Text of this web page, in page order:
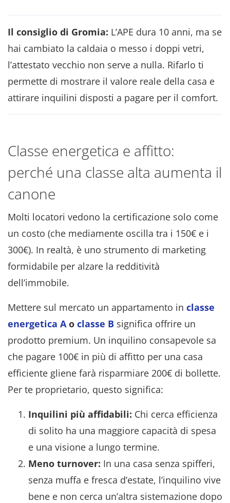
Il consiglio di Gromia: L’APE dura 10 anni, ma se
hai cambiato la caldaia o messo i doppi vetri,
l’attestato vecchio non serve a nulla. Rifarlo ti
permette di mostrare il valore reale della casa e
attirare inquilini disposti a pagare per il comfort.
Classe energetica e affitto:
perché una classe alta aumenta il
canone
Molti locatori vedono la certificazione solo come
un costo (che mediamente oscilla tra i 150€ e i
300€). In realtà, è uno strumento di marketing
formidabile per alzare la redditività
dell’immobile.
Mettere sul mercato un appartamento in classe
energetica A o classe B significa offrire un
prodotto premium. Un inquilino consapevole sa
che pagare 100€ in più di affitto per una casa
efficiente gliene farà risparmiare 200€ di bollette.
Per te proprietario, questo significa:
Inquilini più affidabili: Chi cerca efficienza
di solito ha una maggiore capacità di spesa
e una visione a lungo termine.
Meno turnover: In una casa senza spifferi,
senza muffa e fresca d’estate, l’inquilino vive
bene e non cerca un’altra sistemazione dopo